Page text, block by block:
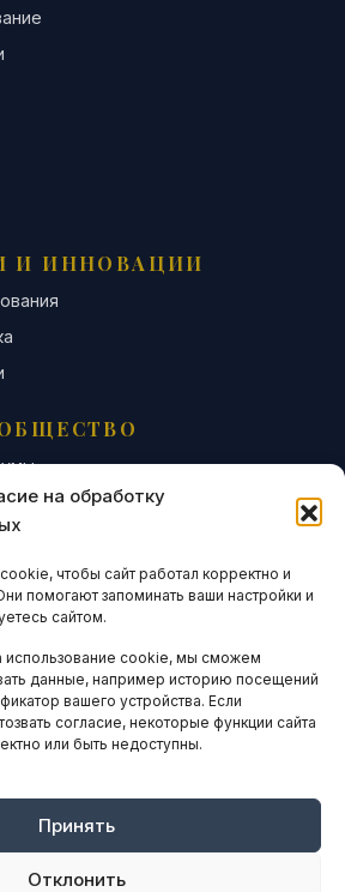
на обработку
чтобы сайт работал корректно и
помогают запоминать ваши настройки и
сайтом.
использование cookie, мы сможем
данные, например историю посещений
вашего устройства. Если
согласие, некоторые функции сайта
или быть недоступны.
Принять
Отклонить
И ИННОВАЦИИ
СТАТИСТИКА